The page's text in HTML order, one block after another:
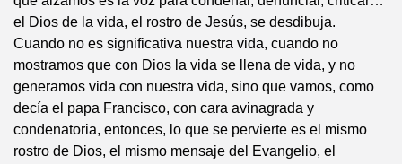
el Dios de la vida, el rostro de Jesús, se desdibuja.
Cuando no es significativa nuestra vida, cuando no
mostramos que con Dios la vida se llena de vida, y no
generamos vida con nuestra vida, sino que vamos, como
decía el papa Francisco, con cara avinagrada y
condenatoria, entonces, lo que se pervierte es el mismo
rostro de Dios, el mismo mensaje del Evangelio, el